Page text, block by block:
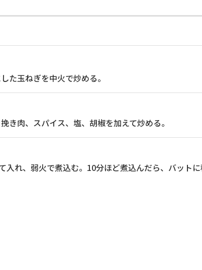
た玉ねぎを中火で炒める。
き肉、スパイス、塩、胡椒を加えて炒める。
入れ、弱火で煮込む。10分ほど煮込んだら、バット